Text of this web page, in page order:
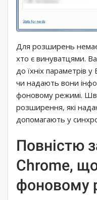
Для розширень немає
хто є винуватцями.
до їхніх параметрів
чи надають вони
фоновому режимі.
розширення, які
допомагають у
Повністю
Chrome,
фоновому